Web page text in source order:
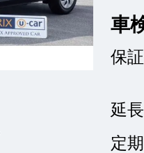
車
保証
延
定